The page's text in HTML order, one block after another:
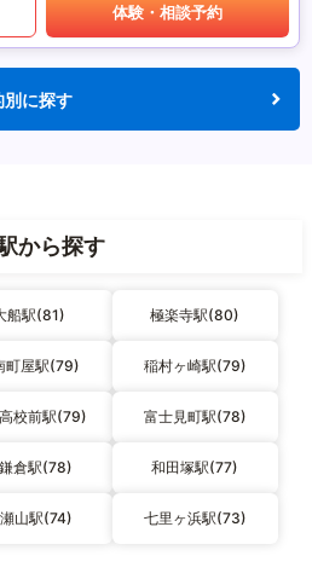
体験・相談予約
別に探す
から探す
船駅(81) 極楽寺駅(80)
町屋駅(79) 稲村ヶ崎駅(79)
校前駅(79) 富士見町駅(78)
倉駅(78) 和田塚駅(77)
山駅(74) 七里ヶ浜駅(73)